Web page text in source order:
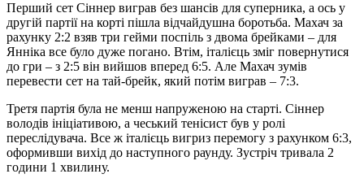
Перший сет Сіннер виграв без шансів для суперника, а ось у
другій партії на корті пішла відчайдушна боротьба. Махач за
рахунку 2:2 взяв три гейми поспіль з двома брейками – для
Янніка все було дуже погано. Втім, італієць зміг повернутися
до гри – з 2:5 він вийшов вперед 6:5. Але Махач зумів
перевести сет на тай-брейк, який потім виграв – 7:3.
Третя партія була не менш напруженою на старті. Сіннер
володів ініціативою, а чеський тенісист був у ролі
переслідувача. Все ж італієць вигриз перемогу з рахунком 6:3,
оформивши вихід до наступного раунду. Зустріч тривала 2
години 1 хвилину.